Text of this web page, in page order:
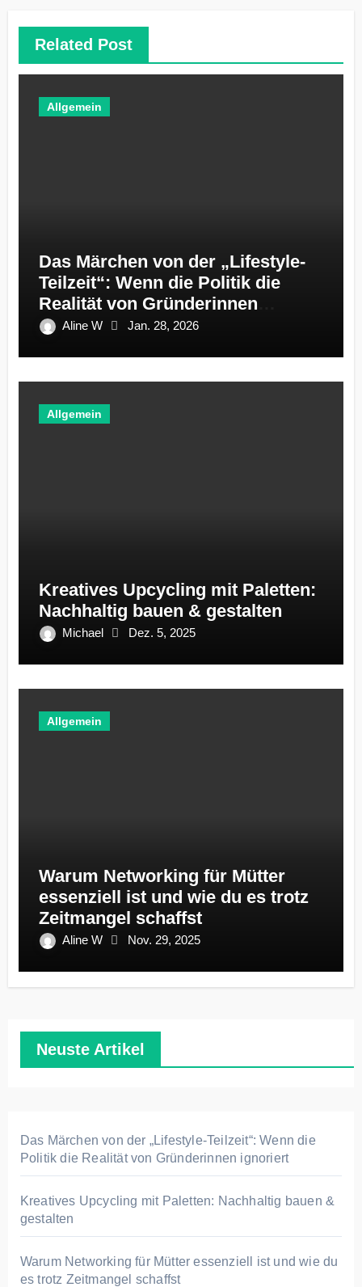
Related Post
Allgemein
Das Märchen von der „Lifestyle-
Teilzeit“: Wenn die Politik die
Realität von Gründerinnen
ignoriert
Aline W Jan. 28, 2026
Allgemein
Kreatives Upcycling mit Paletten:
Nachhaltig bauen & gestalten
Michael Dez. 5, 2025
Allgemein
Warum Networking für Mütter
essenziell ist und wie du es trotz
Zeitmangel schaffst
Aline W Nov. 29, 2025
Neuste Artikel
Das Märchen von der „Lifestyle-Teilzeit“: Wenn die
Politik die Realität von Gründerinnen ignoriert
Kreatives Upcycling mit Paletten: Nachhaltig bauen &
gestalten
Warum Networking für Mütter essenziell ist und wie du
es trotz Zeitmangel schaffst